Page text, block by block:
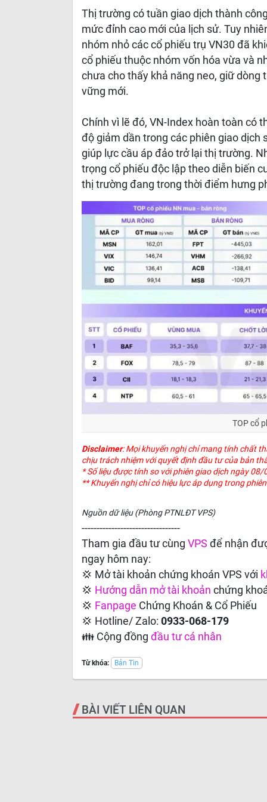
Thị trường có tuần giao dịch thành
mức đỉnh cao mới của lịch sử. Tuy
nhóm nhỏ các cổ phiếu trụ VN30 đã
cổ phiếu thuộc nhóm vốn hóa vừa và
chưa cho thấy khả năng neo, giữ
vững mới.
Chính vì lẽ đó, VN-Index hoàn toàn có
độ giảm dần trong các phiên giao dịch
giúp lực cầu áp đảo trở lại thị trường.
trọng cổ phiếu độc lập theo diễn biến
thị trường đang trong thời điểm hưng
TOP cổ
Disclaimer: Mọi khuyến nghị chỉ mang tính chất
chịu trách nhiệm với quyết định đầu tư của bản
* Số liệu được tính so với phiên giao dịch ngày
** Khuyến nghị chỉ có hiệu lực áp dụng trong
Nguồn dữ liệu (Phòng PTNLĐT VPS)
---------------------------------
Tham gia đầu tư cùng VPS để nhận
ngay hôm nay:
💢 Mở tài khoản chứng khoán VPS với
💢 Hướng dẫn mở tài khoản chứng
💢 Fanpage Chứng Khoán & Cổ Phiếu
💢 Hotline/ Zalo: 0933-068-179
👪 Cộng đồng đầu tư cá nhân
Từ khóa: Bản Tin
BÀI VIẾT LIÊN QUAN